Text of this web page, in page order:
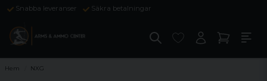
Snabba leveranser Säkra betalningar
Hem NXG